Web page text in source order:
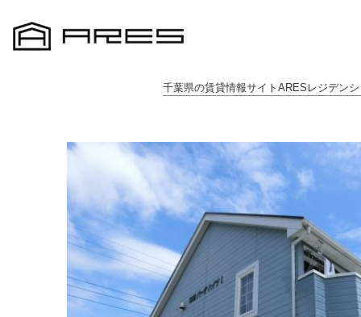
千葉県の賃貸情報サイトARESレジデン